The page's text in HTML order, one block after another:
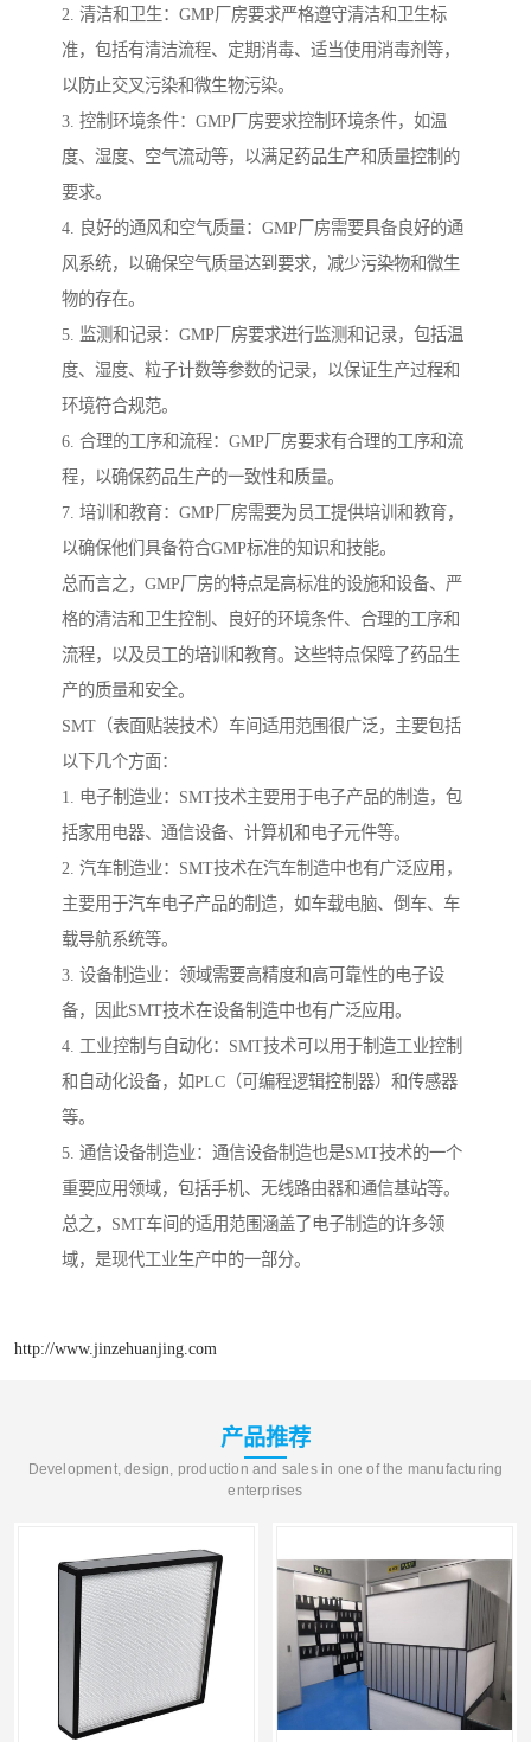
2. 清洁和卫生：GMP厂房要求严格遵守清洁和卫生标
准，包括有清洁流程、定期消毒、适当使用消毒剂等，
以防止交叉污染和微生物污染。
3. 控制环境条件：GMP厂房要求控制环境条件，如温
度、湿度、空气流动等，以满足药品生产和质量控制的
要求。
4. 良好的通风和空气质量：GMP厂房需要具备良好的通
风系统，以确保空气质量达到要求，减少污染物和微生
物的存在。
5. 监测和记录：GMP厂房要求进行监测和记录，包括温
度、湿度、粒子计数等参数的记录，以保证生产过程和
环境符合规范。
6. 合理的工序和流程：GMP厂房要求有合理的工序和流
程，以确保药品生产的一致性和质量。
7. 培训和教育：GMP厂房需要为员工提供培训和教育，
以确保他们具备符合GMP标准的知识和技能。
总而言之，GMP厂房的特点是高标准的设施和设备、严
格的清洁和卫生控制、良好的环境条件、合理的工序和
流程，以及员工的培训和教育。这些特点保障了药品生
产的质量和安全。
SMT（表面贴装技术）车间适用范围很广泛，主要包括
以下几个方面：
1. 电子制造业：SMT技术主要用于电子产品的制造，包
括家用电器、通信设备、计算机和电子元件等。
2. 汽车制造业：SMT技术在汽车制造中也有广泛应用，
主要用于汽车电子产品的制造，如车载电脑、倒车、车
载导航系统等。
3. 设备制造业：领域需要高精度和高可靠性的电子设
备，因此SMT技术在设备制造中也有广泛应用。
4. 工业控制与自动化：SMT技术可以用于制造工业控制
和自动化设备，如PLC（可编程逻辑控制器）和传感器
等。
5. 通信设备制造业：通信设备制造也是SMT技术的一个
重要应用领域，包括手机、无线路由器和通信基站等。
总之，SMT车间的适用范围涵盖了电子制造的许多领
域，是现代工业生产中的一部分。
http://www.jinzehuanjing.com
产品推荐
Development, design, production and sales in one of the manufacturing
enterprises